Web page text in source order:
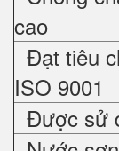
cao
Đạt tiêu
ISO 9001
Được sử